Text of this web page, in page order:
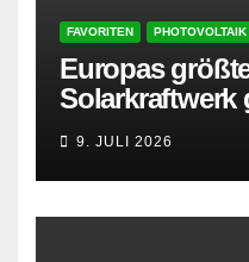
FAVORITEN PHOTOVOLTAIK
Europas
Solarkraftwerk
AMPYR
9. JULI 2026